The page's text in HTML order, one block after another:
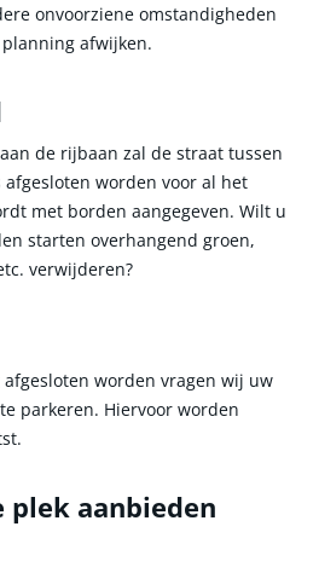
onvoorziene omstandigheden
afwijken.
de rijbaan zal de straat tussen
worden voor al het
met borden aangegeven. Wilt u
starten overhangend groen,
verwijderen?
worden vragen wij uw
parkeren. Hiervoor worden
aanbieden